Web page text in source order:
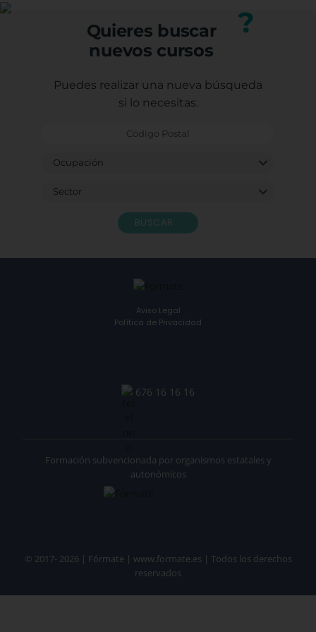
Quieres buscar
nuevos cursos
?
Puedes realizar una nueva búsqueda
si lo necesitas.
BUSCAR
Aviso Legal
Política de Privacidad
676 16 16 16
© 2017- 2026 | Fórmate | www.formate.es | Todos los derechos
reservados
Formación subvencionada por organismos estatales y
autonómicos